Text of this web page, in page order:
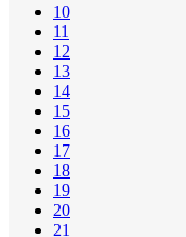
10
11
12
13
14
15
16
17
18
19
20
21